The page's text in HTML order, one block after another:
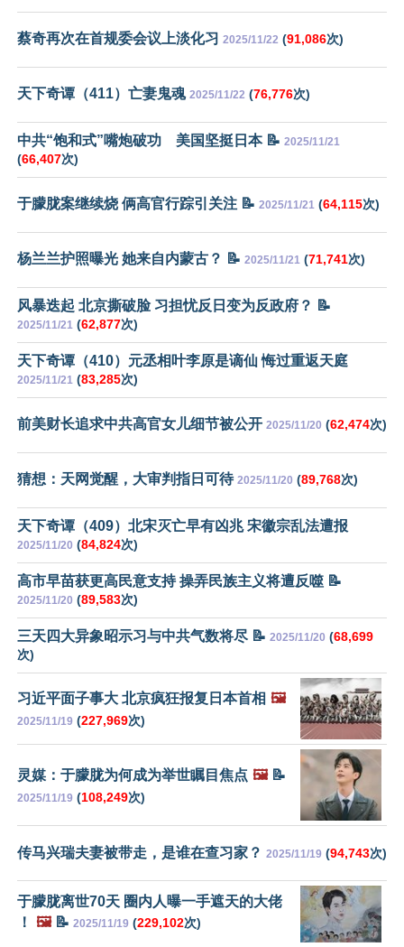
蔡奇再次在首规委会议上淡化习 2025/11/22 (91,086次)
天下奇谭（411）亡妻鬼魂 2025/11/22 (76,776次)
中共“饱和式”嘴炮破功 美国坚挺日本 📝 2025/11/21
(66,407次)
于朦胧案继续烧 俩高官行踪引关注 📝 2025/11/21 (64,115次)
杨兰兰护照曝光 她来自内蒙古？ 📝 2025/11/21 (71,741次)
风暴迭起 北京撕破脸 习担忧反日变为反政府？ 📝
2025/11/21 (62,877次)
天下奇谭（410）元丞相叶李原是谪仙 悔过重返天庭
2025/11/21 (83,285次)
前美财长追求中共高官女儿细节被公开 2025/11/20 (62,474次)
猜想：天网觉醒，大审判指日可待 2025/11/20 (89,768次)
天下奇谭（409）北宋灭亡早有凶兆 宋徽宗乱法遭报
2025/11/20 (84,824次)
高市早苗获更高民意支持 操弄民族主义将遭反噬 📝
2025/11/20 (89,583次)
三天四大异象昭示习与中共气数将尽 📝 2025/11/20 (68,699
次)
习近平面子事大 北京疯狂报复日本首相 🖼️
2025/11/19 (227,969次)
灵媒：于朦胧为何成为举世瞩目焦点 🖼️📝
2025/11/19 (108,249次)
传马兴瑞夫妻被带走，是谁在查习家？ 2025/11/19 (94,743次)
于朦胧离世70天 圈内人曝一手遮天的大佬
！
🖼️📝 2025/11/19 (229,102次)